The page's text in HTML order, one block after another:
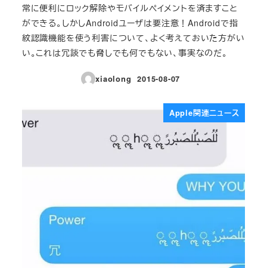
常に便利にロック解除やモバイルペイメントを済ますこと
ができる。しかしAndroidユーザは要注意！Androidで指
紋認識機能を使う利害について、よく考えておいた方がい
い。これは冗談でも脅しでも何でもない、事実なのだ。
xiaolong
投稿日
2015-08-07
Apple関連ニュース